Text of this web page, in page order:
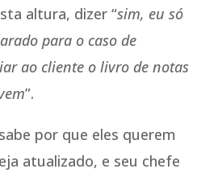
altura, dizer “sim, eu só
para o caso de
ao cliente o livro de notas
”.
por que eles querem
atualizado, e seu chefe